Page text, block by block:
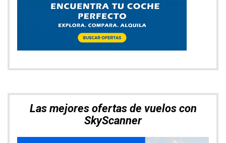
Las mejores ofertas de vuelos con
SkyScanner